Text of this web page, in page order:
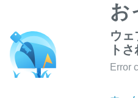
お
ウェ
ト
Error